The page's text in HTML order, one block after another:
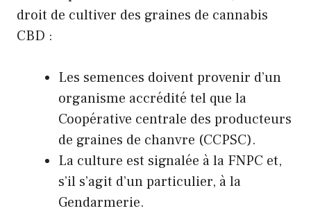
droit de cultiver des graines de cannabis
CBD :
Les semences doivent provenir d’un
organisme accrédité tel que la
Coopérative centrale des producteurs
de graines de chanvre (CCPSC).
La culture est signalée à la FNPC et,
s’il s’agit d’un particulier, à la
Gendarmerie.